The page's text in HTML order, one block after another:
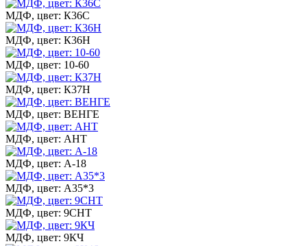
МДФ, цвет: К36С
МДФ, цвет: К36Н
МДФ, цвет: 10-60
МДФ, цвет: К37Н
МДФ, цвет: ВЕНГЕ
МДФ, цвет: АНТ
МДФ, цвет: А-18
МДФ, цвет: А35*3
МДФ, цвет: 9СНТ
МДФ, цвет: 9КЧ